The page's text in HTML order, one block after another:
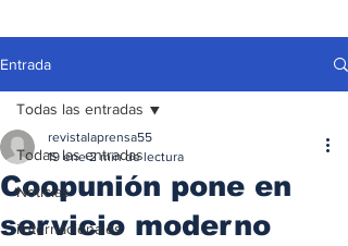
Entrada
Todas las entradas
Noticias
iInternacionales
Todas las entradas
Coopunión pone en
servicio moderno
revistalaprensa55
19 ene 2 min de lectura